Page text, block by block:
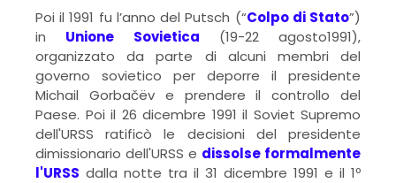
Poi il 1991 fu l’anno del Putsch (“Colpo di Stato”)
in Unione Sovietica (19-22 agosto1991),
organizzato da parte di alcuni membri del
governo sovietico per deporre il presidente
Michail Gorbačëv e prendere il controllo del
Paese. Poi il 26 dicembre 1991 il Soviet Supremo
dell'URSS ratificò le decisioni del presidente
dimissionario dell'URSS e dissolse formalmente
l'URSS dalla notte tra il 31 dicembre 1991 e il 1º